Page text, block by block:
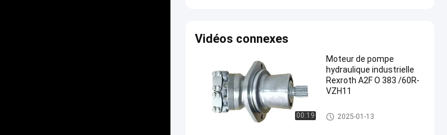
Vidéos connexes
00:19
Moteur de pompe
hydraulique industrielle
Rexroth A2F O 383 /60R-
VZH11
Moteur hydraulique
2025-01-13